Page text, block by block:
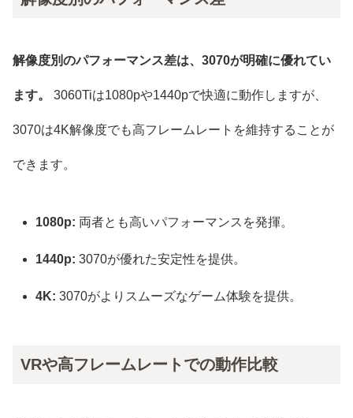
解像度別のパフォーマンス差は、3070が明確に優れてい
ます。 3060Tiは1080pや1440pで快適に動作しますが、
3070は4K解像度でも高フレームレートを維持することが
できます。
1080p: 両者とも高いパフォーマンスを発揮。
1440p: 3070が優れた安定性を提供。
4K: 3070がよりスムーズなゲーム体験を提供。
VRや高フレームレートでの動作比較